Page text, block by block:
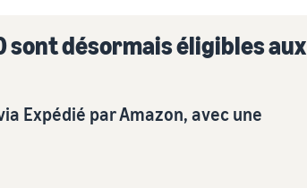
désormais éligibles aux
Expédié par Amazon, avec une